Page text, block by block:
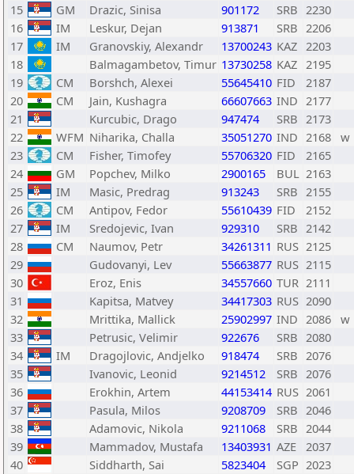
15
GM Drazic, Sinisa 901172 SRB 2230
16
IM Leskur, Dejan 913871 SRB 2206
17
IM Granovskiy, Alexandr 13700243 KAZ 2203
18
Balmagambetov, Timur 13730258 KAZ 2195
19
CM Borshch, Alexei 55645410 FID
2187
20
CM Jain, Kushagra 66607663 IND 2177
21
Kurcubic, Drago 947474 SRB 2173
22
WFM Niharika, Challa 35051270 IND 2168
w
23
CM Fisher, Timofey 55706320 FID
2165
24
GM Popchev, Milko 2900165 BUL 2163
25
IM Masic, Predrag 913243 SRB 2155
26
CM Antipov, Fedor 55610439 FID
2152
27
IM Sredojevic, Ivan 929310 SRB 2142
28
CM Naumov, Petr 34261311 RUS 2125
29
Gudovanyi, Lev 55663877 RUS 2115
30
Eroz, Enis 34557660 TUR 2111
31
Kapitsa, Matvey 34417303 RUS 2090
32
Mrittika, Mallick 25902997 IND 2086
w
33
Petrusic, Velimir 922676 SRB 2080
34
IM Dragojlovic, Andjelko 918474 SRB 2076
35
Ivanovic, Leonid 9214512 SRB 2076
36
Erokhin, Artem 44153414 RUS 2061
37
Pasula, Milos 9208709 SRB 2046
38
Adamovic, Nikola 9211068 SRB 2044
39
Mammadov, Mustafa 13403931 AZE 2037
40
Siddharth, Sai 5823404 SGP 2023